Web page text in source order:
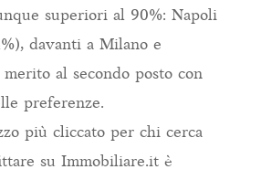
superiori al 90%: Napoli
davanti a Milano e
al secondo posto con
preferenze.
più cliccato per chi cerca
su Immobiliare.it è